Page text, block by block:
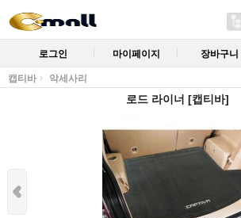
로그인 마이페이지 장바구니
캡티바 악세사리
로드 라이너 [캡티바]